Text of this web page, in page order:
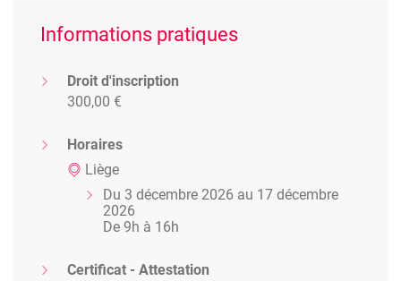
Informations pratiques
Droit d'inscription
300,00 €
Horaires
Liège
Du 3 décembre 2026 au 17 décembre
2026
De 9h à 16h
Certificat - Attestation